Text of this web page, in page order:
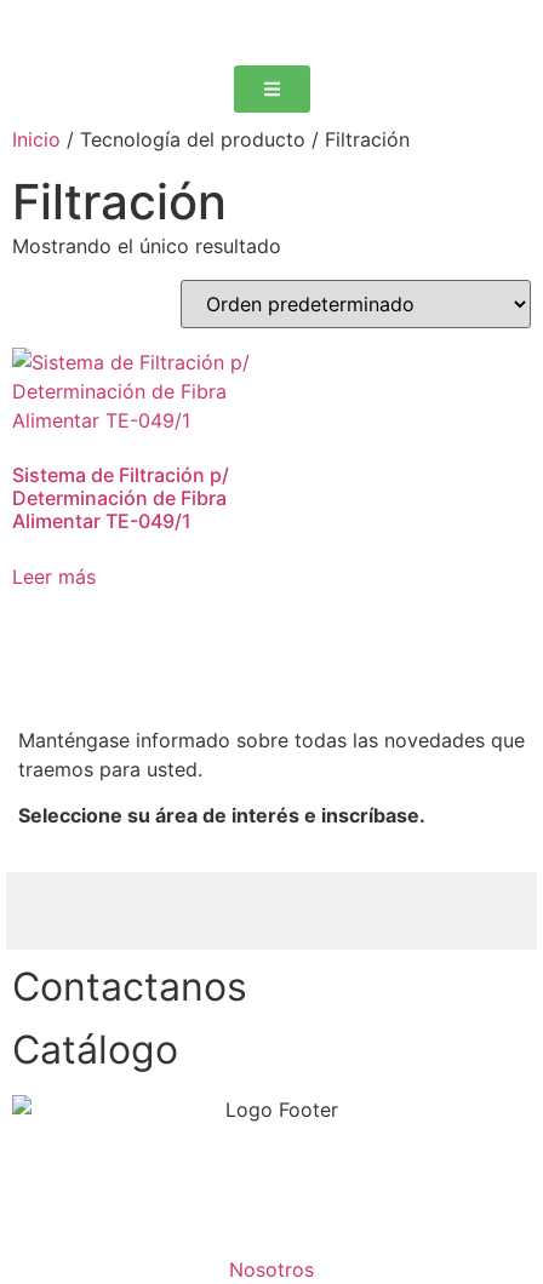
Inicio / Tecnología del producto / Filtración
Filtración
Mostrando el único resultado
Sistema de Filtración p/
Determinación de Fibra
Alimentar TE-049/1
Leer más
Manténgase informado sobre todas las novedades que
traemos para usted.
Seleccione su área de interés e inscríbase.
Contactanos
Catálogo
Nosotros